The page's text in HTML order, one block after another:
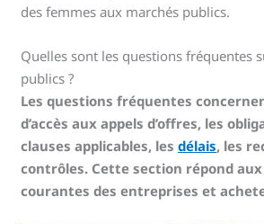
des femmes aux marchés publics.
Quelles sont les questions fréquentes
publics ?
Les questions fréquentes
d’accès aux appels d’offres, les
clauses applicables, lesdélais, les
contrôles. Cette section répond
courantes des entreprises et